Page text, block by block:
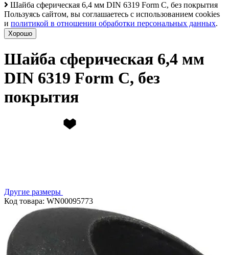
Шайба сферическая 6,4 мм DIN 6319 Form C, без покрытия
Пользуясь сайтом, вы соглашаетесь с использованием cookies
и политикой в отношении обработки персональных данных.
Хорошо
Шайба сферическая 6,4 мм
DIN 6319 Form C, без
покрытия
Другие размеры
Код товара: WN00095773